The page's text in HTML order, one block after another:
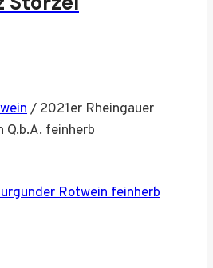
/ 2021er Rheingauer
Q.b.A. feinherb